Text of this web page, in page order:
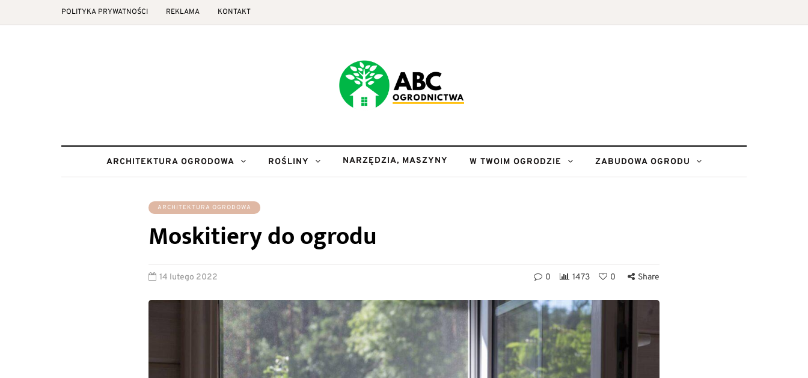
POLITYKA PRYWATNOŚCI REKLAMA KONTAKT
ARCHITEKTURA OGRODOWA ROŚLINY NARZĘDZIA, MASZYNY W TWOIM OGRODZIE ZABUDOWA OGRODU
ARCHITEKTURA OGRODOWA
Moskitiery do ogrodu
14 lutego 2022 0 1473 0 Share